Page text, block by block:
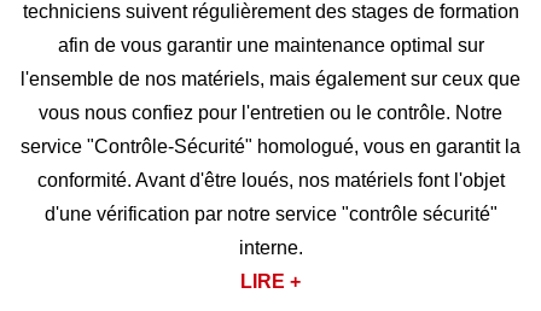
techniciens suivent régulièrement des stages de formation
afin de vous garantir une maintenance optimal sur
l'ensemble de nos matériels, mais également sur ceux que
vous nous confiez pour l'entretien ou le contrôle. Notre
service "Contrôle-Sécurité" homologué, vous en garantit la
conformité. Avant d'être loués, nos matériels font l'objet
d'une vérification par notre service "contrôle sécurité"
interne.
LIRE +